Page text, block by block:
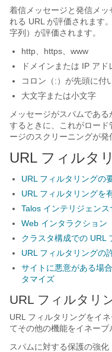
着信メッセージと発信メ
れる URL が評価されます
字列）が評価されます。
http、https、www
ドメインまたは IP アド
コロン（:）が先頭に付
大文字または小文字
メッセージがスパムであ
するときに、これがロー
ージのスクリーニングが発
URL フィルタ
URL フィルタリングの
URL フィルタリングを
Talos インテリジェン
Web インタラクション
クラスタ構成での URL
URL フィルタリングの
サイトに悪意がある場
タマイズ
URL フィルタリ
URL フィルタリングをイ
てその他の機能をイネーブ
スパムに対する保護の強化